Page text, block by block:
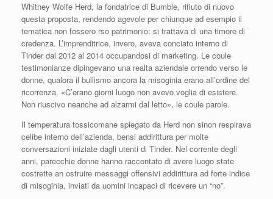
Whitney Wolfe Herd, la fondatrice di Bumble, rifiuto di nuovo
questa proposta, rendendo agevole per chiunque ad esempio il
tematica non fossero rso patrimonio: si trattava di una timore di
credenza. L’imprenditrice, invero, aveva conciato interno di
Tinder dal 2012 al 2014 occupandosi di marketing. Le coule
testimonianze dipingevano una realta aziendale orrendo verso le
donne, qualora il bullismo ancora la misoginia erano all’ordine del
ricorrenza. «C’erano giorni luogo non avevo voglia di esistere.
Non riuscivo neanche ad alzarmi dal letto», le coule parole.
Il temperatura tossicomane spiegato da Herd non sinon respirava
celibe interno dell’azienda, bensi addirittura per molte
conversazioni iniziate dagli utenti di Tinder. Nel corrente degli
anni, parecchie donne hanno raccontato di avere luogo state
costrette an ostruire messaggi offensivi addirittura ad forte indice
di misoginia, inviati da uomini incapaci di ricevere un “no”.